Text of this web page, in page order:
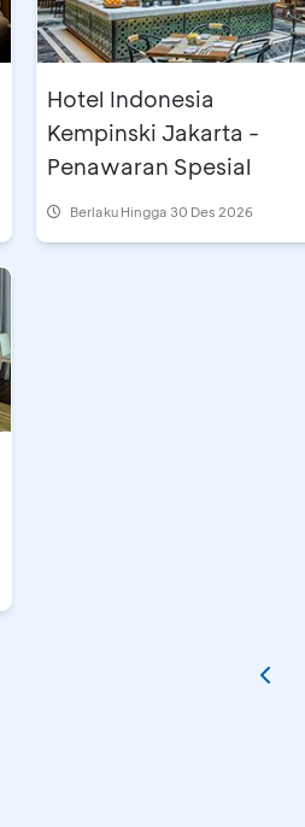
Hotel Indonesia
Kempinski Jakarta -
Penawaran Spesial
Berlaku Hingga 30 Des 2026